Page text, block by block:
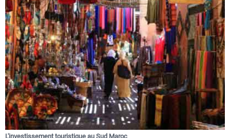
L'investissement touristique au Sud Maroc